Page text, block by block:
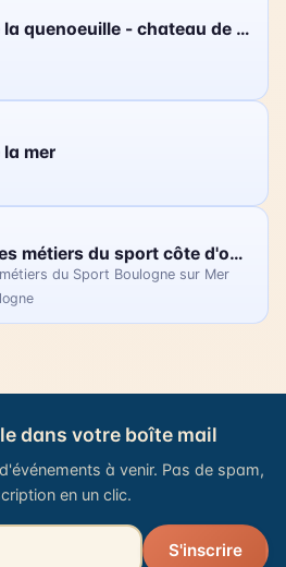
se rassembler et de
magique avec la communauté
sont les suivants : 16€ pour
les réduits, 5€ pour les
acheter vos billets en ligne.
pour célébrer ce joli
Hostellerie de la quenoeuille - chateau de ledquent
la mer
Ems - école des métiers du sport côte d'opale - sasp usbco
du Sport Boulogne sur Mer
dans votre boîte mail
à venir. Pas de spam,
en un clic.
Votre adresse email
S'inscrire